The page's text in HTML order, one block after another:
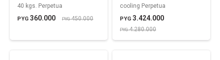
40 kgs. Perpetua
PYG 360.000 PYG450.000
cooling Perpetua
PYG 3.424.000
PYG4.280.000